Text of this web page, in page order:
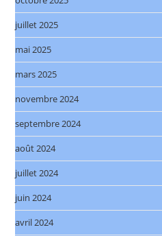
juillet 2025
mai 2025
mars 2025
novembre 2024
septembre 2024
août 2024
juillet 2024
juin 2024
avril 2024